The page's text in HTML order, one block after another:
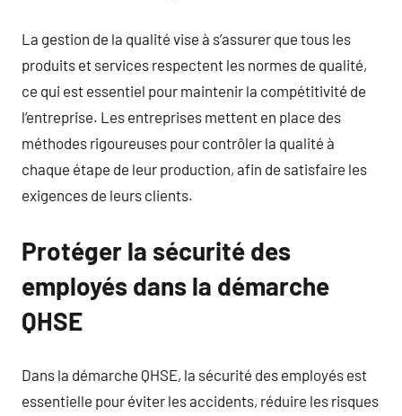
La gestion de la qualité vise à s’assurer que tous les
produits et services respectent les normes de qualité,
ce qui est essentiel pour maintenir la compétitivité de
l’entreprise. Les entreprises mettent en place des
méthodes rigoureuses pour contrôler la qualité à
chaque étape de leur production, afin de satisfaire les
exigences de leurs clients.
Protéger la sécurité des
employés dans la démarche
QHSE
Dans la démarche QHSE, la sécurité des employés est
essentielle pour éviter les accidents, réduire les risques